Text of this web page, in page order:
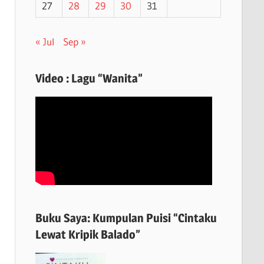
27 28 29 30 31
« Jul Sep »
Video : Lagu “Wanita”
Buku Saya: Kumpulan Puisi “Cintaku
Lewat Kripik Balado”